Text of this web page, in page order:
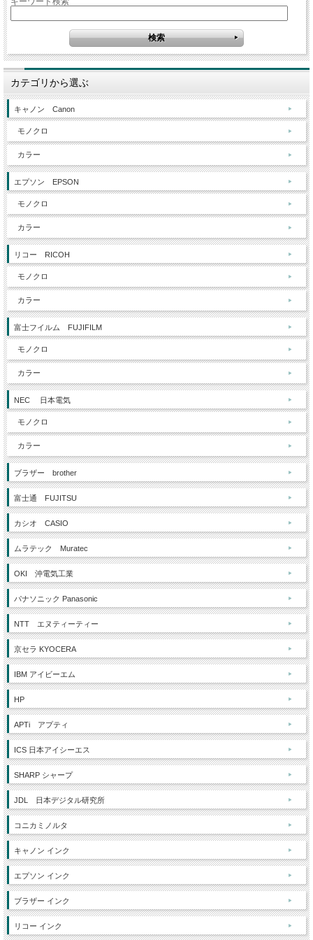
カテゴリから選ぶ
キャノン Canon
モノクロ
カラー
エプソン EPSON
モノクロ
カラー
リコー RICOH
モノクロ
カラー
富士フイルム FUJIFILM
モノクロ
カラー
NEC 日本電気
モノクロ
カラー
ブラザー brother
富士通 FUJITSU
カシオ CASIO
ムラテック Muratec
OKI 沖電気工業
パナソニック Panasonic
NTT エヌティーティー
京セラ KYOCERA
IBM アイビーエム
HP
APTi アプティ
ICS 日本アイシーエス
SHARP シャープ
JDL 日本デジタル研究所
コニカミノルタ
キャノン インク
エプソン インク
ブラザー インク
リコー インク